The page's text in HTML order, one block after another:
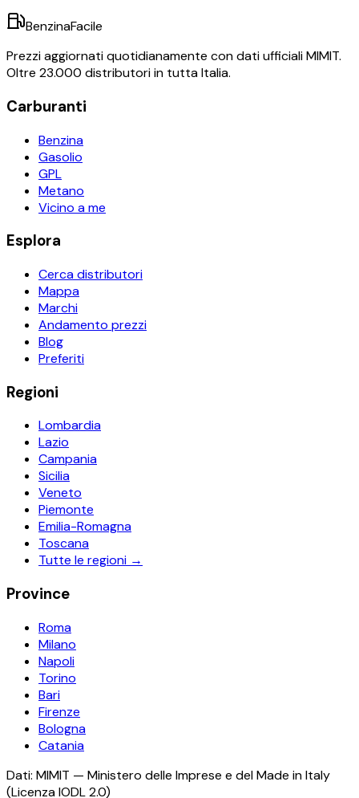
BenzinaFacile
Prezzi aggiornati quotidianamente con dati ufficiali MIMIT.
Oltre 23.000 distributori in tutta Italia.
Carburanti
Benzina
Gasolio
GPL
Metano
Vicino a me
Esplora
Cerca distributori
Mappa
Marchi
Andamento prezzi
Blog
Preferiti
Regioni
Lombardia
Lazio
Campania
Sicilia
Veneto
Piemonte
Emilia-Romagna
Toscana
Tutte le regioni →
Province
Roma
Milano
Napoli
Torino
Bari
Firenze
Bologna
Catania
Dati: MIMIT — Ministero delle Imprese e del Made in Italy
(Licenza IODL 2.0)